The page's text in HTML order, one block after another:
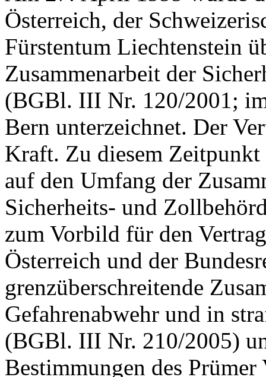
Österreich, der
Fürstentum Liechtenstein
Zusammenarbeit der
(BGBl. III Nr. 120/2001;
Bern unterzeichnet. Der
Kraft. Zu diesem
auf den Umfang der
Sicherheits- und
zum Vorbild für den
Österreich und der
grenzüberschreitende
Gefahrenabwehr und in
(BGBl. III Nr. 210/2005)
Bestimmungen des